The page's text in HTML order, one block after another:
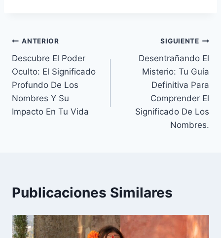
Navegación
de
entradas
ANTERIOR
Descubre El Poder
Oculto: El Significado
Profundo De Los
Nombres Y Su
Impacto En Tu Vida
SIGUIENTE
Desentrañando El
Misterio: Tu Guía
Definitiva Para
Comprender El
Significado De Los
Nombres.
Publicaciones Similares